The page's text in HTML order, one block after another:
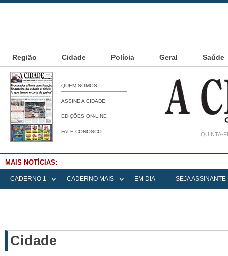
Região Cidade Polícia Geral Saúde
QUEM SOMOS
ASSINE A CIDADE
EDIÇÕES ON-LINE
FALE CONOSCO QUINTA-
MAIS NOTÍCIAS:
CADERNO 1 CADERNO MAIS EM DIA SEJA ASSINANTE
Cidade